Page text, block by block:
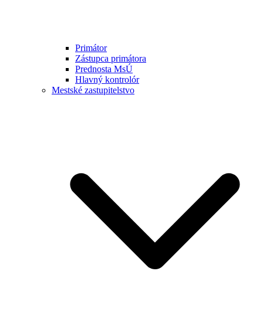
Primátor
Zástupca primátora
Prednosta MsÚ
Hlavný kontrolór
Mestské zastupitelstvo